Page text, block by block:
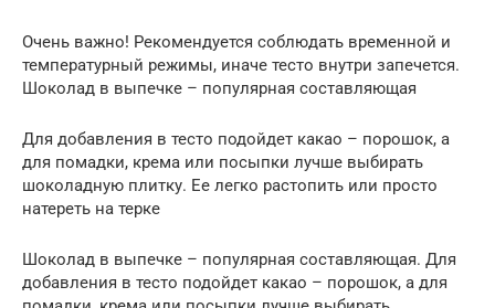
Очень важно! Рекомендуется соблюдать временной и
температурный режимы, иначе тесто внутри запечется.
Шоколад в выпечке – популярная составляющая
Для добавления в тесто подойдет какао – порошок, а
для помадки, крема или посыпки лучше выбирать
шоколадную плитку. Ее легко растопить или просто
натереть на терке
Шоколад в выпечке – популярная составляющая. Для
добавления в тесто подойдет какао – порошок, а для